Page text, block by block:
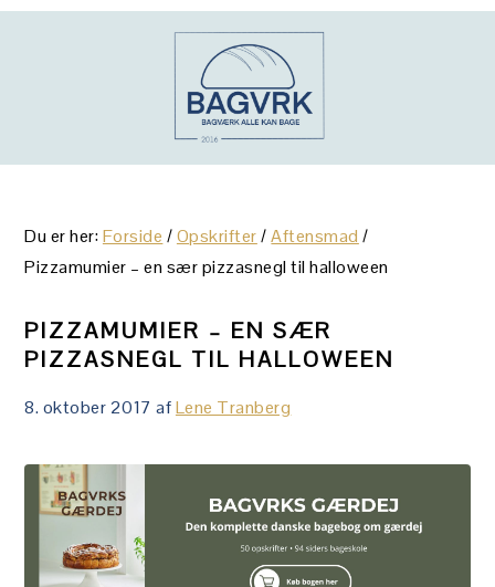
Gå
Skip
Gå
Du er her:Forside /Opskrifter / Aftensmad /
Pizzamumier – en sær pizzasnegl til halloween
PIZZAMUMIER – EN SÆR
PIZZASNEGL TIL HALLOWEEN
8. oktober 2017 afLene Tranberg